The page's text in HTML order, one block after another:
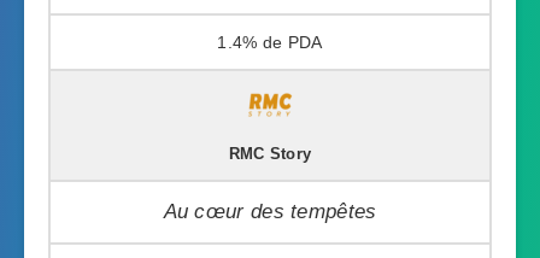
1.4%
RMC Story
Au cœur des tempêtes